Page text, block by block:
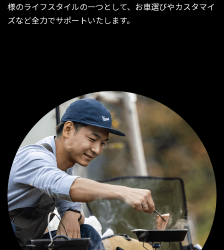
様のライフスタイルの一つとして、お車選びやカスタマイ
ズなど全力でサポートいたします。